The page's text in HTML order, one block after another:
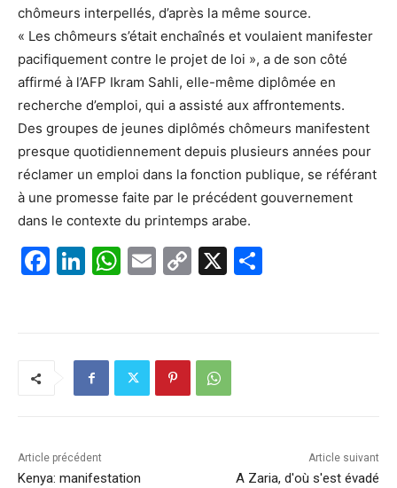
chômeurs interpellés, d’après la même source.
« Les chômeurs s’était enchaînés et voulaient manifester
pacifiquement contre le projet de loi », a de son côté
affirmé à l’AFP Ikram Sahli, elle-même diplômée en
recherche d’emploi, qui a assisté aux affrontements.
Des groupes de jeunes diplômés chômeurs manifestent
presque quotidiennement depuis plusieurs années pour
réclamer un emploi dans la fonction publique, se référant
à une promesse faite par le précédent gouvernement
dans le contexte du printemps arabe.
F
k
Li
dI
n
W
A
p
E
C
Li
n
X
Article précédent
Kenya: manifestation
Article suivant
A Zaria, d'où s'est évadé